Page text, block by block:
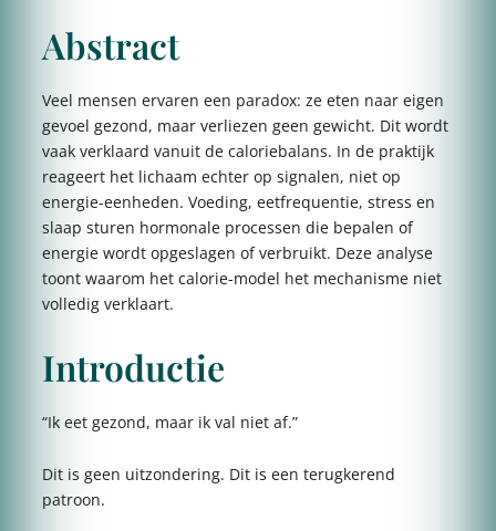
Abstract
Veel mensen ervaren een paradox: ze eten naar eigen
gevoel gezond, maar verliezen geen gewicht. Dit wordt
vaak verklaard vanuit de caloriebalans. In de praktijk
reageert het lichaam echter op signalen, niet op
energie-eenheden. Voeding, eetfrequentie, stress en
slaap sturen hormonale processen die bepalen of
energie wordt opgeslagen of verbruikt. Deze analyse
toont waarom het calorie-model het mechanisme niet
volledig verklaart.
Introductie
“Ik eet gezond, maar ik val niet af.”
Dit is geen uitzondering. Dit is een terugkerend
patroon.